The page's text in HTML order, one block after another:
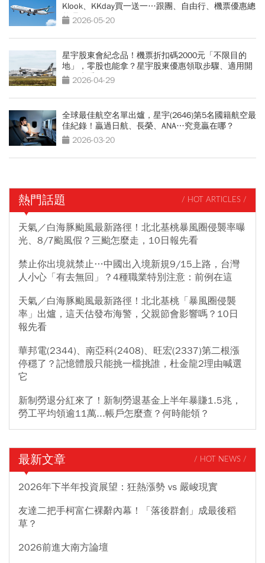
Klook、KKday買一送一…跟團、自由行、機票優惠總
整理2026-05-20
星宇股東會紀念品！機票折扣碼2000元「不限目的
地」，零股也能拿？星宇股東優惠領取步驟、適用開
票日先看
2026-04-29
全球最佳航空名單出爐，星宇(2646)第5名國籍航空最
佳紀錄！贏過日航、長榮、ANA…究竟贏在哪？
2026-03-20
熱門話題 / HOT ARTICLES /
天氣／白海豚颱風最新路徑！北北基桃暴風圈侵襲率曝
光、8/7颱風假？三颱怎麼走，10日報先看
禁止你出境就禁止…中國出入境新規9/15上路，台灣
人小心「有去無回」？4種職業特別注意：前例在這
天氣／白海豚颱風最新路徑！北北基桃「暴風圈侵襲
率」出爐，這天估發布海警，父親節會影響嗎？10日
報先看
華邦電(2344)、南亞科(2408)、旺宏(2337)第二根漲
停穩了？記憶體股只能挑一檔挑誰，杜金龍2理由喊選
它
新制勞退分紅來了！新制勞退基金上半年暴賺1.5兆，
勞工平均領逾11萬...帳戶怎麼查？何時能領？
最新文章 / HOT NEWS /
2026年下半年投資展望：狂熱漲勢 vs 嚴峻現實
友達二把手柯富仁裸辭內幕！「落後群創」成最後稻
草？
2026前進大南方論壇